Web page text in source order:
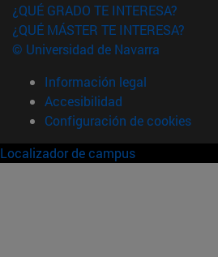
¿QUÉ GRADO TE INTERESA?
¿QUÉ MÁSTER TE INTERESA?
© Universidad de Navarra
Información legal
Accesibilidad
Configuración de cookies
Localizador de campus